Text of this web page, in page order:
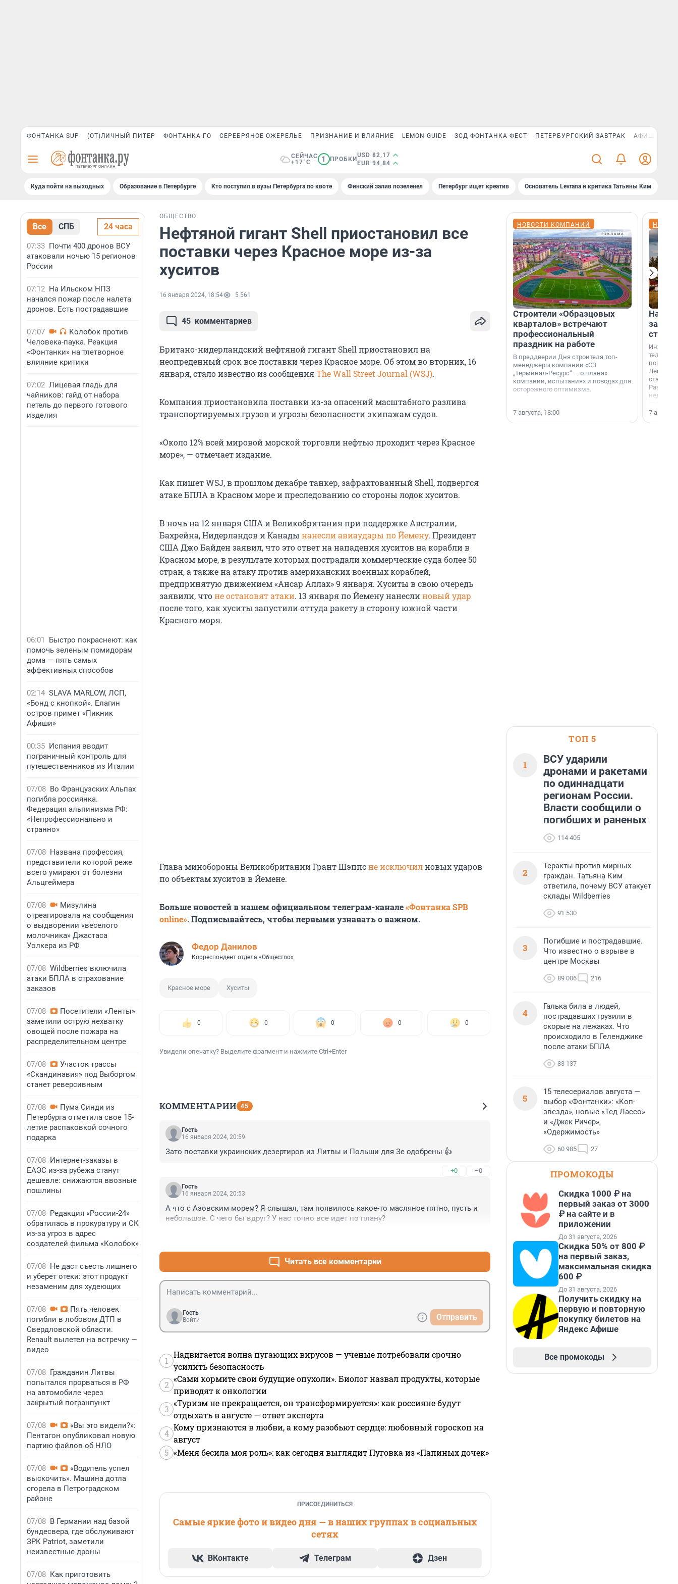
ФОНТАНКА SUP (ОТ)ЛИЧНЫЙ ПИТЕР ФОНТАНКА ГО СЕРЕБРЯНОЕ ОЖЕРЕЛЬЕ ПРИЗНАНИЕ И ВЛИЯНИЕ LEMON GUIDE ЗСД ФОНТАНКА ФЕСТ ПЕТЕРБУРГСКИЙ ЗАВТРАК АФИША PLUS
СЕЙЧАС
+17°C
1 ПРОБКИ
USD 82,17
EUR 94,84
Куда пойти на выходных Образование в Петербурге Кто поступил в вузы Петербурга по квоте Финский залив позеленел Петербург ищет креатив Основатель Levrana и критика Татьяны Ким
Все СПБ 24 часа
07:33 Почти 400 дронов ВСУ
атаковали ночью 15 регионов
России
07:12 На Ильском НПЗ
начался пожар после налета
дронов. Есть пострадавшие
07:07
Колобок против
Человека-паука. Реакция
«Фонтанки» на тлетворное
влияние критики
07:02 Лицевая гладь для
чайников: гайд от набора
петель до первого готового
изделия
06:01
Быстро покраснеют: как
помочь зеленым помидорам
дома — пять самых
эффективных способов
02:14 SLAVA MARLOW, ЛСП,
«Бонд с кнопкой». Елагин
остров примет «Пикник
Афиши»
00:35 Испания вводит
пограничный контроль для
путешественников из Италии
07/08 Во Французских Альпах
погибла россиянка.
Федерация альпинизма РФ:
«Непрофессионально и
странно»
07/08 Названа профессия,
представители которой реже
всего умирают от болезни
Альцгеймера
07/08
Мизулина
отреагировала на сообщения
о выдворении «веселого
молочника» Джастаса
Уолкера из РФ
07/08 Wildberries включила
атаки БПЛА в страхование
заказов
07/08
Посетители «Ленты»
заметили острую нехватку
овощей после пожара на
распределительном центре
07/08
Участок трассы
«Скандинавия» под Выборгом
станет реверсивным
07/08
Пума Синди из
Петербурга отметила свое 15-
летие распаковкой сочного
подарка
07/08 Интернет-заказы в
ЕАЭС из-за рубежа станут
дешевле: снижаются ввозные
пошлины
07/08 Редакция «России-24»
обратилась в прокуратуру и СК
из-за угроз в адрес
создателей фильма «Колобок»
07/08 Не даст съесть лишнего
и уберет отеки: этот продукт
незаменим для худеющих
07/08
Пять человек
погибли в лобовом ДТП в
Свердловской области.
Renault вылетел на встречку —
видео
07/08 Гражданин Литвы
попытался прорваться в РФ
на автомобиле через
закрытый погранпункт
07/08
«Вы это видели?»:
Пентагон опубликовал новую
партию файлов об НЛО
07/08
«Водитель успел
выскочить». Машина дотла
сгорела в Петроградском
районе
07/08 В Германии над базой
бундесвера, где обслуживают
ЗРК Patriot, заметили
неизвестные дроны
07/08 Как приготовить
ОБЩЕСТВО
Нефтяной гигант Shell приостановил все
поставки через Красное море из-за
хуситов
16 января 2024, 18:54 5 561
45 комментариев
Британо-нидерландский нефтяной гигант Shell приостановил на
неопреденный срок все поставки через Красное море. Об этом во вторник, 16
января, стало известно из сообщенияThe Wall Street Journal (WSJ).
Компания приостановила поставки из-за опасений масштабного разлива
транспортируемых грузов и угрозы безопасности экипажам судов.
«Около 12% всей мировой морской торговли нефтью проходит через Красное
море», — отмечает издание.
Как пишет WSJ, в прошлом декабре танкер, зафрахтованный Shell, подвергся
атаке БПЛА в Красном море и преследованию со стороны лодок хуситов.
В ночь на 12 января США и Великобритания при поддержке Австралии,
Бахрейна, Нидерландов и Канады нанесли авиаудары по Йемену. Президент
США Джо Байден заявил, что это ответ на нападения хуситов на корабли в
Красном море, в результате которых пострадали коммерческие суда более 50
стран, а также на атаку против американских военных кораблей,
предпринятую движением «Ансар Аллах» 9 января. Хуситы в свою очередь
заявили, чтоне остановят атаки. 13 января по Йемену нанеслиновый удар
после того, как хуситы запустили оттуда ракету в сторону южной части
Красного моря.
Глава минобороны Великобритании Грант Шэппсне исключилновых ударов
по объектам хуситов в Йемене.
Больше новостей в нашем официальном телеграм-канале«Фонтанка SPB
online». Подписывайтесь, чтобы первыми узнавать о важном.
Федор Данилов
Корреспондент отдела «Общество»
Красное море Хуситы
0 0 0 0 0
Увидели опечатку? Выделите фрагмент и нажмите Ctrl+Enter
КОММЕНТАРИИ 45
Гость
16 января 2024, 20:59
Зато поставки украинских дезертиров из Литвы и Польши для Зе одобрены 👍
+0 –0
Гость
16 января 2024, 20:53
А что с Азовским морем? Я слышал, там появилось какое-то масляное пятно, пусть и
небольшое. С чего бы вдруг? У нас точно все идет по плану?
Читать все комментарии
Гость
Войти
Отправить
1
Надвигается волна пугающих вирусов — ученые потребовали срочно
усилить безопасность
2
«Сами кормите свои будущие опухоли». Биолог назвал продукты, которые
приводят к онкологии
3
«Туризм не прекращается, он трансформируется»: как россияне будут
отдыхать в августе — ответ эксперта
4
Кому признаются в любви, а кому разобьют сердце: любовный гороскоп на
август
5 «Меня бесила моя роль»: как сегодня выглядит Пуговка из «Папиных дочек»
ПРИСОЕДИНИТЬСЯ
Самые яркие фото и видео дня — в наших группах в социальных
сетях
ВКонтакте Телеграм Дзен
НОВОСТИ КОМПАНИЙ
Строители «Образцовых
кварталов» встречают
профессиональный
праздник на работе
В преддверии Дня строителя топ-
менеджеры компании «СЗ
„Терминал-Ресурс“ — о планах
компании, испытаниях и поводах для
осторожного оптимизма.
7 августа, 18:00
На
станции
7
ТОП 5
1
ВСУ ударили
дронами и ракетами
по одиннадцати
регионам России.
Власти сообщили о
погибших и раненых
114 405
2
Теракты против мирных
граждан. Татьяна Ким
ответила, почему ВСУ атакует
склады Wildberries
91 530
3
Погибшие и пострадавшие.
Что известно о взрыве в
центре Москвы
89 006 216
4
Галька била в людей,
пострадавших грузили в
скорые на лежаках. Что
происходило в Геленджике
после атаки БПЛА
83 137
5
15 телесериалов августа —
выбор «Фонтанки»: «Коп-
звезда», новые «Тед Лассо»
и «Джек Ричер»,
«Одержимость»
60 985 27
ПРОМОКОДЫ
Скидка 1000 ₽ на
первый заказ от 3000
₽ на сайте и в
приложении
До 31 августа, 2026
Скидка 50% от 800 ₽
на первый заказ,
максимальная скидка
600 ₽
До 31 августа, 2026
Получить скидку на
первую и повторную
покупку билетов на
Яндекс Афише
Все промокоды